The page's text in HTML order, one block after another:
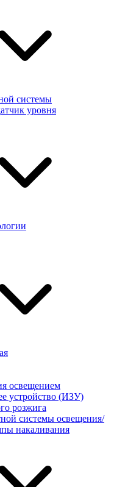
системы
уровня
освещением
устройство (ИЗУ)
розжига
системы освещения/
накаливания